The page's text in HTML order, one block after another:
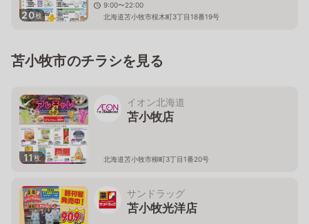
20枚
9:00〜22:00
北海道苫小牧市桜木町3丁目18番19号
苫小牧市のチラシを見る
11枚
イオン北海道
苫小牧店
北海道苫小牧市柳町3丁目1番20号
サンドラッグ
苫小牧光洋店